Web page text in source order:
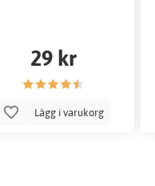
29 kr
Lägg i varukorg